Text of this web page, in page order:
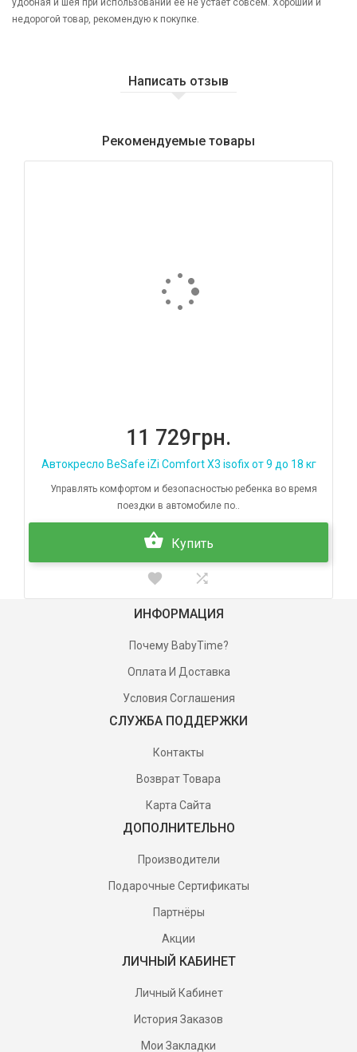
удобная и шея при использовании ее не устает совсем. Хороший и
недорогой товар, рекомендую к покупке.
Написать отзыв
Рекомендуемые товары
11 729грн.
Автокресло BeSafe iZi Comfort X3 isofix от 9 до 18 кг
Управлять комфортом и безопасностью ребенка во время
поездки в автомобиле по..
Купить
ИНФОРМАЦИЯ
Почему BabyTime?
Оплата И Доставка
Условия Соглашения
СЛУЖБА ПОДДЕРЖКИ
Контакты
Возврат Товара
Карта Сайта
ДОПОЛНИТЕЛЬНО
Производители
Подарочные Сертификаты
Партнёры
Акции
ЛИЧНЫЙ КАБИНЕТ
Личный Кабинет
История Заказов
Мои Закладки